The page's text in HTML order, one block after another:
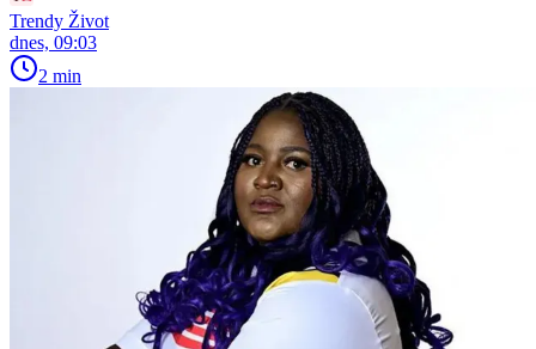
Trendy Život
dnes, 09:03
2 min